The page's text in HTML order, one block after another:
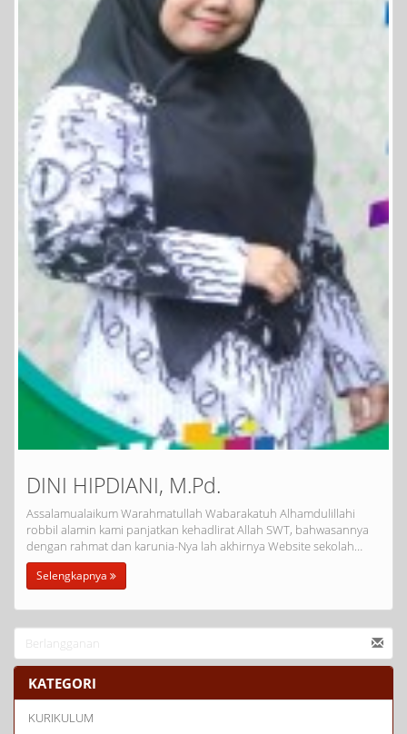
DINI HIPDIANI, M.Pd.
Assalamualaikum Warahmatullah Wabarakatuh Alhamdulillahi
robbil alamin kami panjatkan kehadlirat Allah SWT, bahwasannya
dengan rahmat dan karunia-Nya lah akhirnya Website sekolah…
Selengkapnya
KATEGORI
KURIKULUM